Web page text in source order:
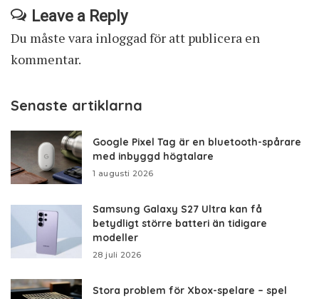
Leave a Reply
Du måste vara inloggadför att publicera en
kommentar.
Senaste artiklarna
Google Pixel Tag är en bluetooth-spårare
med inbyggd högtalare
1 augusti 2026
Samsung Galaxy S27 Ultra kan få
betydligt större batteri än tidigare
modeller
28 juli 2026
Stora problem för Xbox-spelare – spel